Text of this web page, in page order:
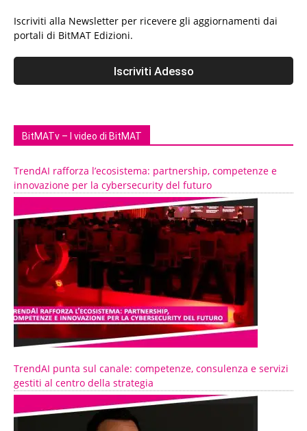
Iscriviti alla Newsletter per ricevere gli aggiornamenti dai
portali di BitMAT Edizioni.
BitMATv – I video di BitMAT
TrendAI rafforza l’ecosistema: partnership, competenze e
innovazione per la cybersecurity del futuro
TrendAI punta sul canale: competenze, consulenza e servizi
gestiti al centro della strategia